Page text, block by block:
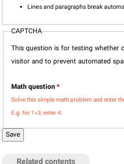
Lines and paragraphs break
CAPTCHA
This question is for testing whether
visitor and to prevent automated
Math question*
Solve this simple math problem and enter
E.g. for 1+3, enter 4.